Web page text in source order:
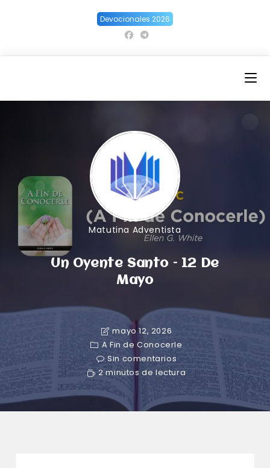
Devocionales 2026
Matutina Adventista
Un Oyente Santo – 12 De
Mayo
mayo 12, 2026
A Fin de Conocerle
Sin comentarios
2 minutos de lectura